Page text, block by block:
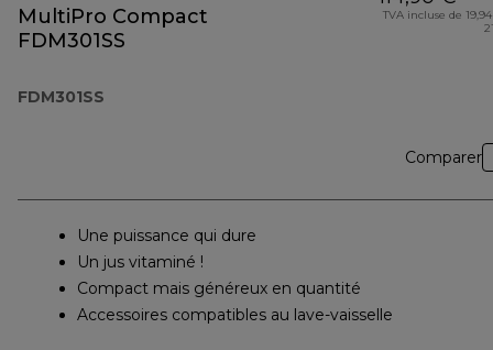
MultiPro Compact
FDM301SS
FDM301SS
TVA incluse de
Comparer
Une puissance qui dure
Un jus vitaminé !
Compact mais généreux en quantité
Accessoires compatibles au lave-vaisselle